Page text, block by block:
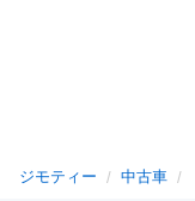
ジモティー 中古車